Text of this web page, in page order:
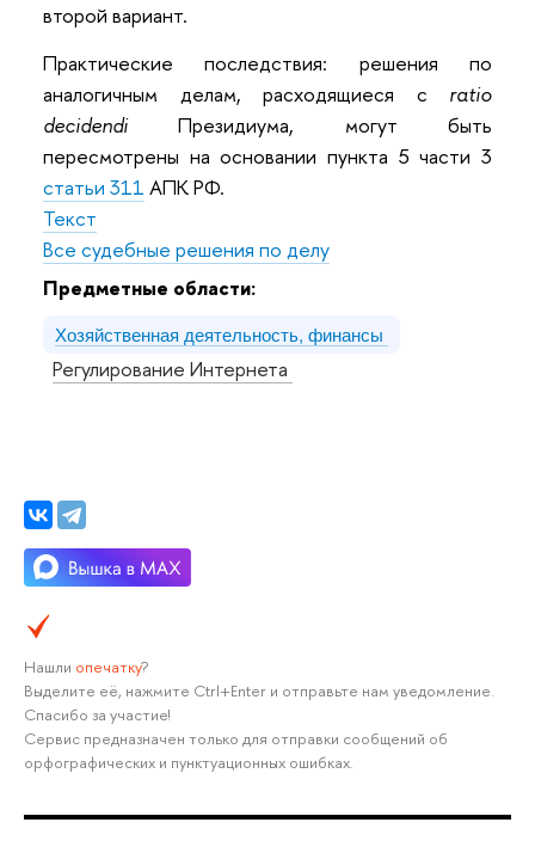
второй вариант.
Практические последствия: решения по
аналогичным делам, расходящиеся с ratio
decidendiПрезидиума, могут быть
пересмотрены на основании пункта 5 части 3
статьи 311 АПК РФ.
Текст
Все судебные решения по делу
Предметные области:
Хозяйственная деятельность, финансы
Регулирование Интернета
Нашли опечатку?
Выделите её, нажмите Ctrl+Enter и отправьте нам уведомление.
Спасибо за участие!
Сервис предназначен только для отправки сообщений об
орфографических и пунктуационных ошибках.